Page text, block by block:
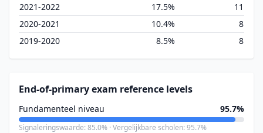
2021-2022
17.5%
11
2020-2021
10.4%
8
2019-2020
8.5% 8
End-of-primary exam reference levels
Fundamenteel niveau 95.7%
Signaleringswaarde: 85.0% · Vergelijkbare scholen: 95.7%